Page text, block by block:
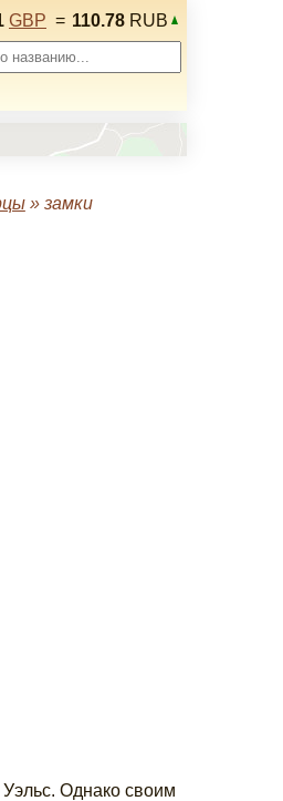
GBP = 110.78 RUB
» замки
Однако своим